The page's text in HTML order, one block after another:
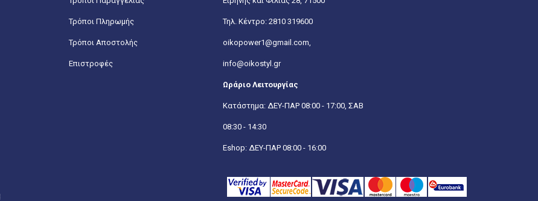
Τρόποι Πληρωμής
Τρόποι Αποστολής
Επιστροφές
Τηλ. Κέντρο: 2810 319600
oikopower1@gmail.com,
info@oikostyl.gr
Ωράριο Λειτουργίας
Κατάστημα: ΔΕΥ-ΠΑΡ 08:00 - 17:00, ΣΑΒ
08:30 - 14:30
Eshop: ΔΕΥ-ΠΑΡ 08:00 - 16:00